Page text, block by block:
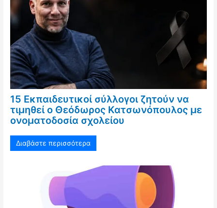
15 Εκπαιδευτικοί σύλλογοι ζητούν να
τιμηθεί ο Θεόδωρος Κατσωνόπουλος με
ονοματοδοσία σχολείου
Διαβάστε περισσότερα